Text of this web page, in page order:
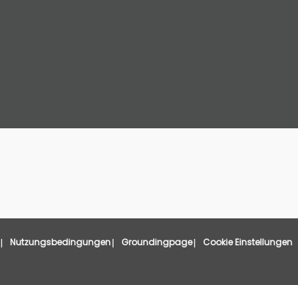
Nutzungsbedingungen Groundingpage Cookie Einstellungen